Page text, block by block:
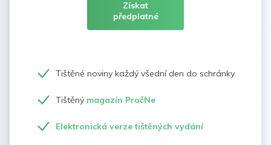
Získat
předplatné
Tištěné noviny každý všední den do schránky
Tištěný magazín PročNe
Elektronická verze tištěných vydání